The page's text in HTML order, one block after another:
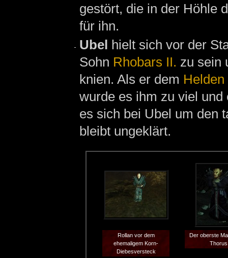
gestört, die in der Höhle
für ihn.
Ubel hielt sich vor der
Sohn Rhobars II. zu sein
knien. Als er dem Helden
wurde es ihm zu viel
es sich bei Ubel um den
bleibt ungeklärt.
Rollan vor dem
ehemaligem Korn-
Diebesversteck
Der oberste
Thorus